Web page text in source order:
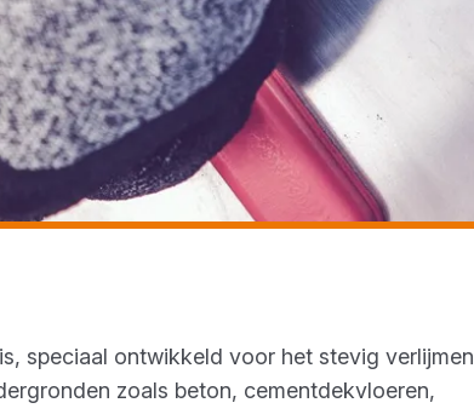
speciaal ontwikkeld voor het stevig verlijmen
zoals beton, cementdekvloeren,